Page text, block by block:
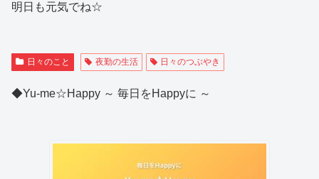
明日も元気でね☆
日々のこと 夜勤の生活 日々のつぶやき
◆Yu-me☆Happy ～ 毎日をHappyに ～